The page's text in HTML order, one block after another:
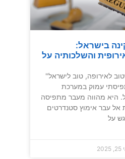
בישראל:
והשלכותיה על
לאירופה, טוב לישראל"
עמוק במערכת
היא מהווה מעבר מתפיסה
אל עבר אימוץ סטנדרטים
על